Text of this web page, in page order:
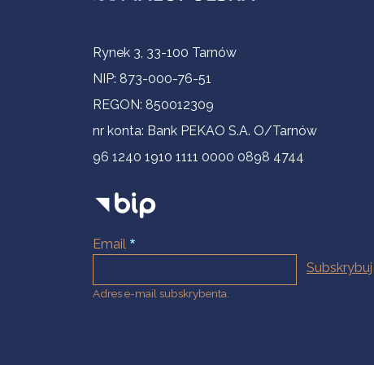
Informacje kontaktowe
Rynek 3, 33-100 Tarnów
NIP: 873-000-76-51
REGON: 850012309
nr konta: Bank PEKAO S.A. O/Tarnów
96 1240 1910 1111 0000 0898 4744
Email
Adres e-mail subskrybenta.